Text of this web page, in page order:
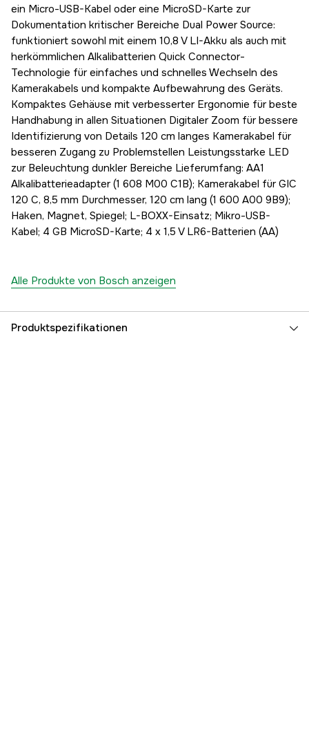
ein Micro-USB-Kabel oder eine MicroSD-Karte zur
Dokumentation kritischer Bereiche Dual Power Source:
funktioniert sowohl mit einem 10,8 V LI-Akku als auch mit
herkömmlichen Alkalibatterien Quick Connector-
Technologie für einfaches und schnelles Wechseln des
Kamerakabels und kompakte Aufbewahrung des Geräts.
Kompaktes Gehäuse mit verbesserter Ergonomie für beste
Handhabung in allen Situationen Digitaler Zoom für bessere
Identifizierung von Details 120 cm langes Kamerakabel für
besseren Zugang zu Problemstellen Leistungsstarke LED
zur Beleuchtung dunkler Bereiche Lieferumfang: AA1
Alkalibatterieadapter (1 608 M00 C1B); Kamerakabel für GIC
120 C, 8,5 mm Durchmesser, 120 cm lang (1 600 A00 9B9);
Haken, Magnet, Spiegel; L-BOXX-Einsatz; Mikro-USB-
Kabel; 4 GB MicroSD-Karte; 4 x 1,5 V LR6-Batterien (AA)
Alle Produkte von Bosch anzeigen
Produktspezifikationen